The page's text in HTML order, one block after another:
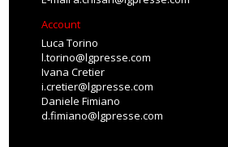
Account
Luca Torino
l.torino@lgpresse.com
Ivana Cretier
i.cretier@lgpresse.com
Daniele Fimiano
d.fimiano@lgpresse.com